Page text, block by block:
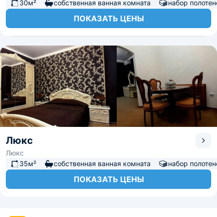
30м² собственная ванная комната набор
ПОКАЗАТЬ ЦЕНЫ
Люкс
Люкс
35м²
собственная ванная комната набор
ПОКАЗАТЬ ЦЕНЫ